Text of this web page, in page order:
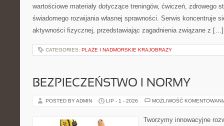
wartościowe materiały dotyczące treningów, ćwiczeń, zdrowego
świadomego rozwijania własnej sprawności. Serwis koncentruje
aktywności fizycznej, przedstawiając zagadnienia związane z […]
CATEGORIES: PLAŻE I NADMORSKIE KRAJOBRAZY
BEZPIECZEŃSTWO I NORMY
POSTED BY ADMIN LIP - 1 - 2026 MOŻLIWOŚĆ
Tworzymy innowacyjne